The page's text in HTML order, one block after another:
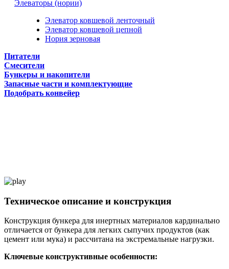
Элеваторы (нории)
Элеватор ковшевой ленточный
Элеватор ковшевой цепной
Нория зерновая
Питатели
Смесители
Бункеры и накопители
Запасные части и комплектующие
Подобрать конвейер
Техническое описание и конструкция
Конструкция бункера для инертных материалов кардинально
отличается от бункера для легких сыпучих продуктов (как
цемент или мука) и рассчитана на экстремальные нагрузки.
Ключевые конструктивные особенности: